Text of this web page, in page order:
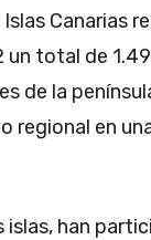
Canarias
un total de
de la
regional en
islas, han